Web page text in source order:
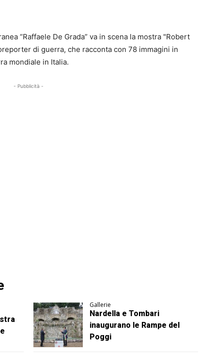
“Raffaele De Grada” va in scena la mostra "Robert
di guerra, che racconta con 78 immagini in
mondiale in Italia.
- Pubblicità -
Gallerie
Nardella e Tombari
inaugurano le Rampe del
Poggi